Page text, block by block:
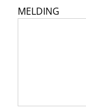
MELDING